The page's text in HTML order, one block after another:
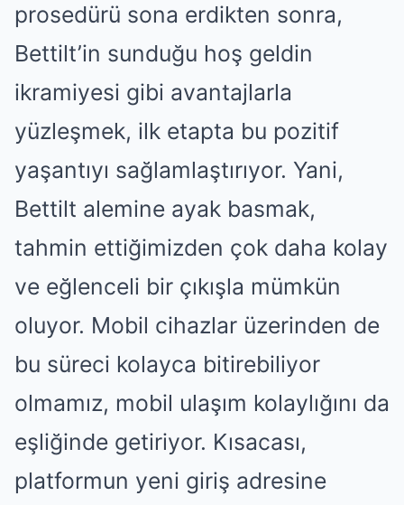
prosedürü sona erdikten sonra,
Bettilt’in sunduğu hoş geldin
ikramiyesi gibi avantajlarla
yüzleşmek, ilk etapta bu pozitif
yaşantıyı sağlamlaştırıyor. Yani,
Bettilt alemine ayak basmak,
tahmin ettiğimizden çok daha kolay
ve eğlenceli bir çıkışla mümkün
oluyor. Mobil cihazlar üzerinden de
bu süreci kolayca bitirebiliyor
olmamız, mobil ulaşım kolaylığını da
eşliğinde getiriyor. Kısacası,
platformun yeni giriş adresine